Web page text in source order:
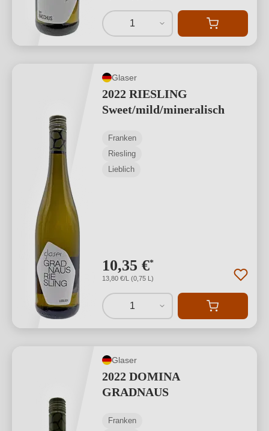
1
Glaser
2022 RIESLING
Sweet/mild/mineralisch
Franken
Riesling
Lieblich
10,35 €*
13,80 €/L (0,75 L)
1
Glaser
2022 DOMINA
GRADNAUS
Franken